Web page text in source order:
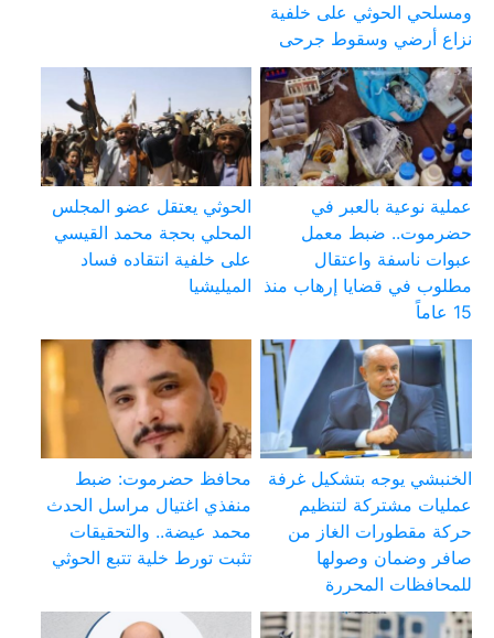
ومسلحي الحوثي على خلفية
نزاع أرضي وسقوط جرحى
عملية نوعية بالعبر في
حضرموت.. ضبط معمل
عبوات ناسفة واعتقال
مطلوب في قضايا إرهاب منذ
15 عاماً
الحوثي يعتقل عضو المجلس
المحلي بحجة محمد القيسي
على خلفية انتقاده فساد
الميليشيا
الخنبشي يوجه بتشكيل غرفة
عمليات مشتركة لتنظيم
حركة مقطورات الغاز من
صافر وضمان وصولها
للمحافظات المحررة
محافظ حضرموت: ضبط
منفذي اغتيال مراسل الحدث
محمد عيضة.. والتحقيقات
تثبت تورط خلية تتبع الحوثي